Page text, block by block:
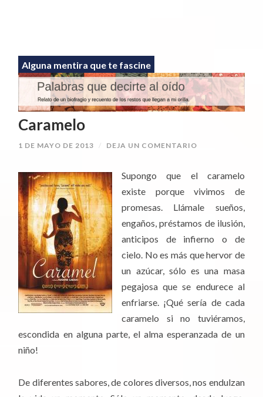
Alguna mentira que te fascine
Caramelo
1 DE MAYO DE 2013 / DEJA UN COMENTARIO
Supongo que el caramelo
existe porque vivimos de
promesas. Llámale sueños,
engaños, préstamos de ilusión,
anticipos de infierno o de
cielo. No es más que hervor de
un azúcar, sólo es una masa
pegajosa que se endurece al
enfriarse. ¡Qué sería de cada
caramelo si no tuviéramos,
escondida en alguna parte, el alma esperanzada de un
niño!
De diferentes sabores, de colores diversos, nos endulzan